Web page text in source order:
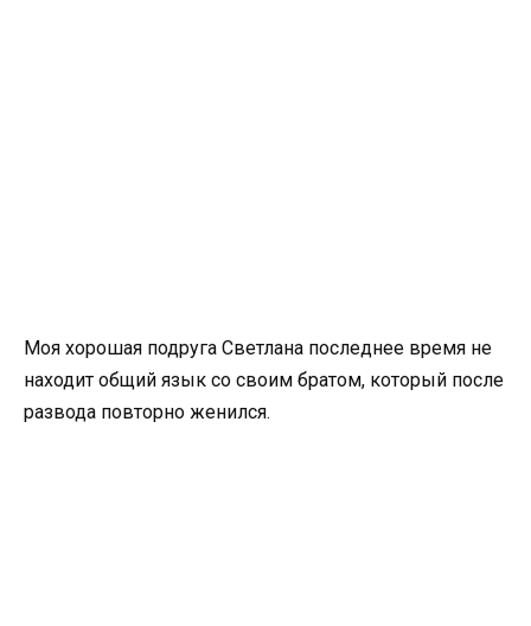
Моя хорошая подруга Светлана последнее время не
находит общий язык со своим братом, который после
развода повторно женился.